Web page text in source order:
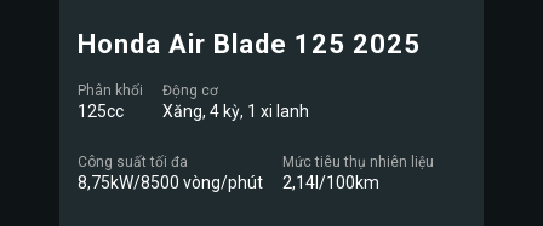
Honda Air Blade 125 2025
Phân khối
125cc
Động cơ
Xăng, 4 kỳ, 1 xi lanh
Công suất tối đa
8,75kW/8500 vòng/phút
Mức tiêu thụ nhiên liệu
2,14l/100km